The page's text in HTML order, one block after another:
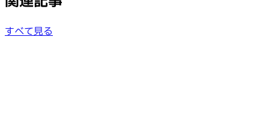
すべて見る